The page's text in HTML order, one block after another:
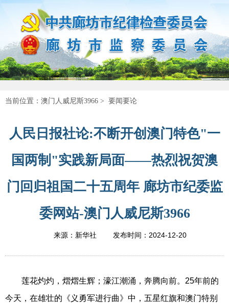
当前位置： 澳门人威尼斯3966 > 要闻要论
人民日报社论:不断开创澳门特色"一
国两制"实践新局面——热烈祝贺澳
门回归祖国二十五周年 廊坊市纪委监
委网站-澳门人威尼斯3966
来源：新华社 发布时间： 2024-12-20
莲花灼灼，熠熠生辉；濠江潮涌，奔腾向前。25年前的
今天，在雄壮的《义勇军进行曲》中，五星红旗和澳门特别